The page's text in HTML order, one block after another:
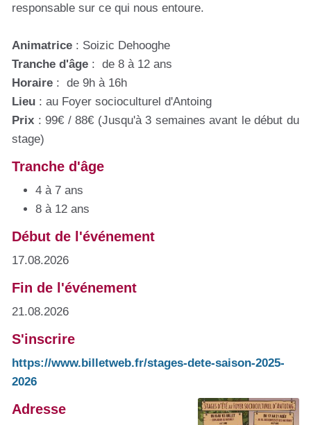
responsable sur ce qui nous entoure.
Animatrice : Soizic Dehooghe
Tranche d'âge : de 8 à 12 ans
Horaire : de 9h à 16h
Lieu : au Foyer socioculturel d'Antoing
Prix : 99€ / 88€ (Jusqu'à 3 semaines avant le début du
stage)
Tranche d'âge
4 à 7 ans
8 à 12 ans
Début de l'événement
17.08.2026
Fin de l'événement
21.08.2026
S'inscrire
https://www.billetweb.fr/stages-dete-saison-2025-
2026
Adresse